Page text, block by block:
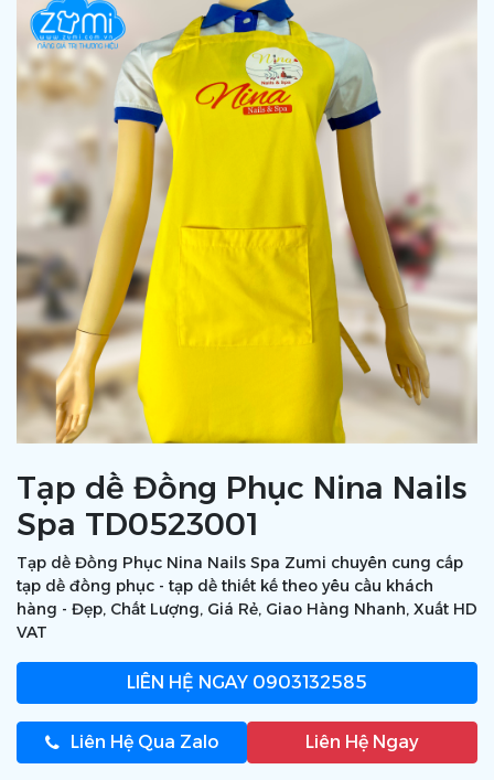
Tạp dề Đồng Phục Nina Nails
Spa TD0523001
Tạp dề Đồng Phục Nina Nails Spa Zumi chuyên cung cấp
tạp dề đồng phục - tạp dề thiết kế theo yêu cầu khách
hàng - Đẹp, Chất Lượng, Giá Rẻ, Giao Hàng Nhanh, Xuất HD
VAT
LIÊN HỆ NGAY 0903132585
Liên Hệ Qua Zalo Liên Hệ Ngay